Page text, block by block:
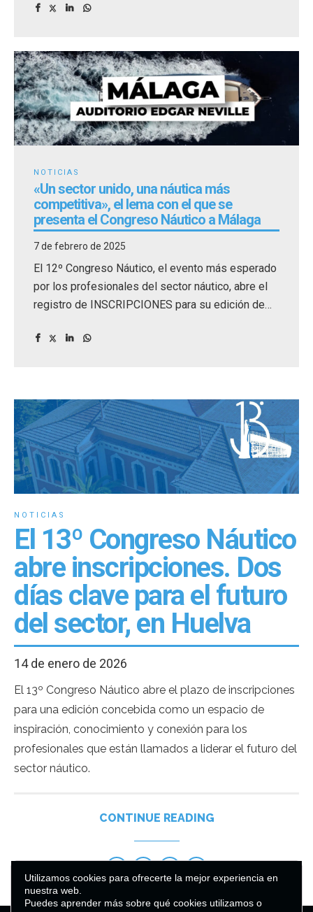
prepararse y destacar ante un entorno cada vez
NOTICIAS
«Un sector unido, una náutica más
competitiva», el lema con el que se
presenta el Congreso Náutico a Málaga
7 de febrero de 2025
El 12º Congreso Náutico, el evento más esperado
por los profesionales del sector náutico, abre el
registro de INSCRIPCIONES para su edición de
NOTICIAS
El 13º Congreso Náutico
abre inscripciones. Dos
días clave para el futuro
del sector, en Huelva
14 de enero de 2026
El 13º Congreso Náutico abre el plazo de inscripciones
para una edición concebida como un espacio de
inspiración, conocimiento y conexión para los
profesionales que están llamados a liderar el futuro del
sector náutico.
CONTINUE READING
Utilizamos cookies para ofrecerte la mejor experiencia en
nuestra web.
Puedes aprender más sobre qué cookies utilizamos o